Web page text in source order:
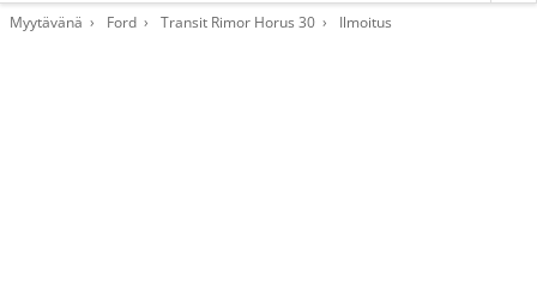
Myytävänä Ford Transit Rimor Horus 30 Ilmoitus